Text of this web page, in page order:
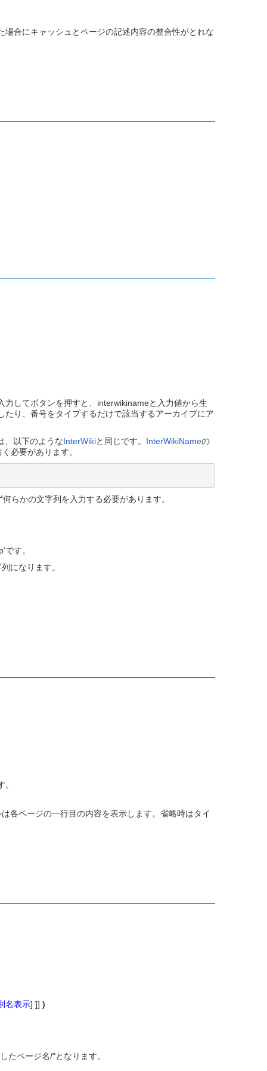
合にキャッシュとページの記述内容の整合性がとれな
してボタンを押すと、interwikinameと入力値から生
り、番号をタイプするだけで該当するアーカイブにア
、以下のようなInterWikiと同じです。 InterWikiNameの
必要があります。
らかの文字列を入力する必要があります。
す。
になります。
各ページの一行目の内容を表示します。省略時はタイ
名表示] ]] )
たページ名/"となります。